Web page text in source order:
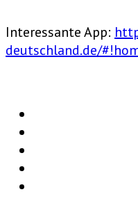
Interessante App:
deutschland.de/